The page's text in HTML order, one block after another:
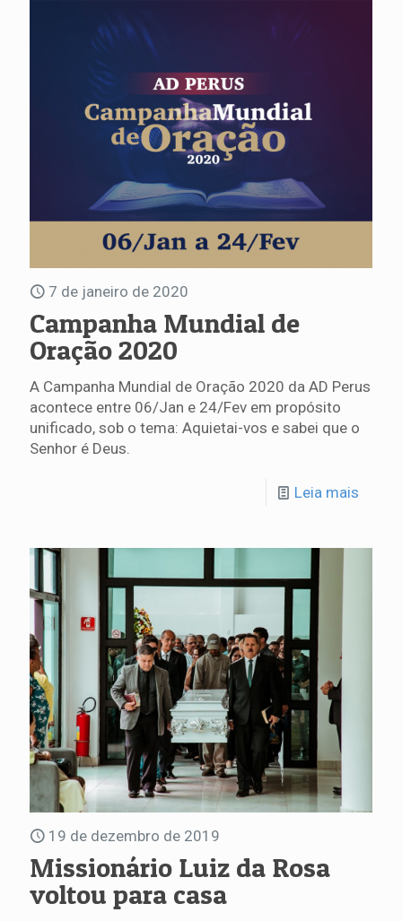
7 de janeiro de 2020
Campanha Mundial de
Oração 2020
A Campanha Mundial de Oração 2020 da AD Perus
acontece entre 06/Jan e 24/Fev em propósito
unificado, sob o tema: Aquietai-vos e sabei que o
Senhor é Deus.
Leia mais
19 de dezembro de 2019
Missionário Luiz da Rosa
voltou para casa